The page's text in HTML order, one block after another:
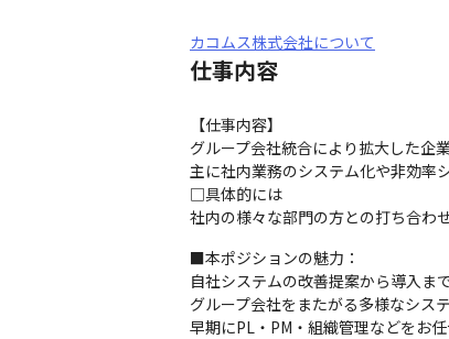
カコムス株式会社について
仕事内容
【仕事内容】
グループ会社統合により拡大した企
主に社内業務のシステム化や非効率
□具体的には
社内の様々な部門の方との打ち合わ
■本ポジションの魅力：
自社システムの改善提案から導入ま
グループ会社をまたがる多様なシス
早期にPL・PM・組織管理などをお